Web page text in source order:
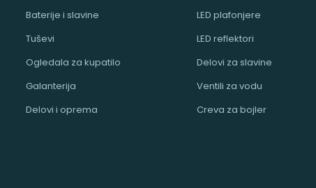
Baterije i slavine
Tuševi
Ogledala za kupatilo
Galanterija
Delovi i oprema
LED plafonjere
LED reflektori
Delovi za slavine
Ventili za vodu
Creva za bojler